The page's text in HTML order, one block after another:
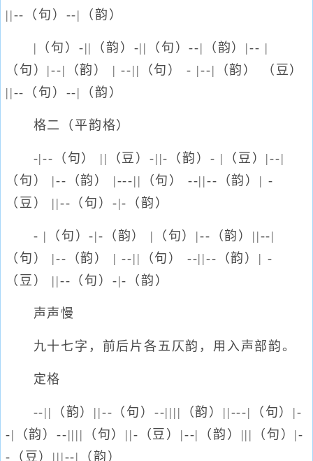
||--（句）--|（韵）
|（句）-||（韵）-||（句）--|（韵）|-- |
（句）|--|（韵） | --||（句） - |--|（韵） （豆）
||--（句）--|（韵）
格二（平韵格）
-|--（句） ||（豆）-||-（韵）- |（豆）|--|
（句） |--（韵） |---||（句） --||--（韵）| -
（豆） ||--（句）-|-（韵）
- |（句）-|-（韵） |（句）|--（韵）||--|
（句） |--（韵） | --||（句） --||--（韵）| -
（豆） ||--（句）-|-（韵）
声声慢
九十七字，前后片各五仄韵，用入声部韵。
定格
--||（韵）||--（句）--||||（韵）||---|（句）|-
-|（韵）--||||（句）||-（豆）|--|（韵）|||（句）|-
-（豆）|||--|（韵）